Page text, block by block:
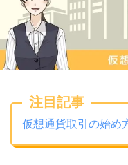
注目記事
仮想通貨取引の始め